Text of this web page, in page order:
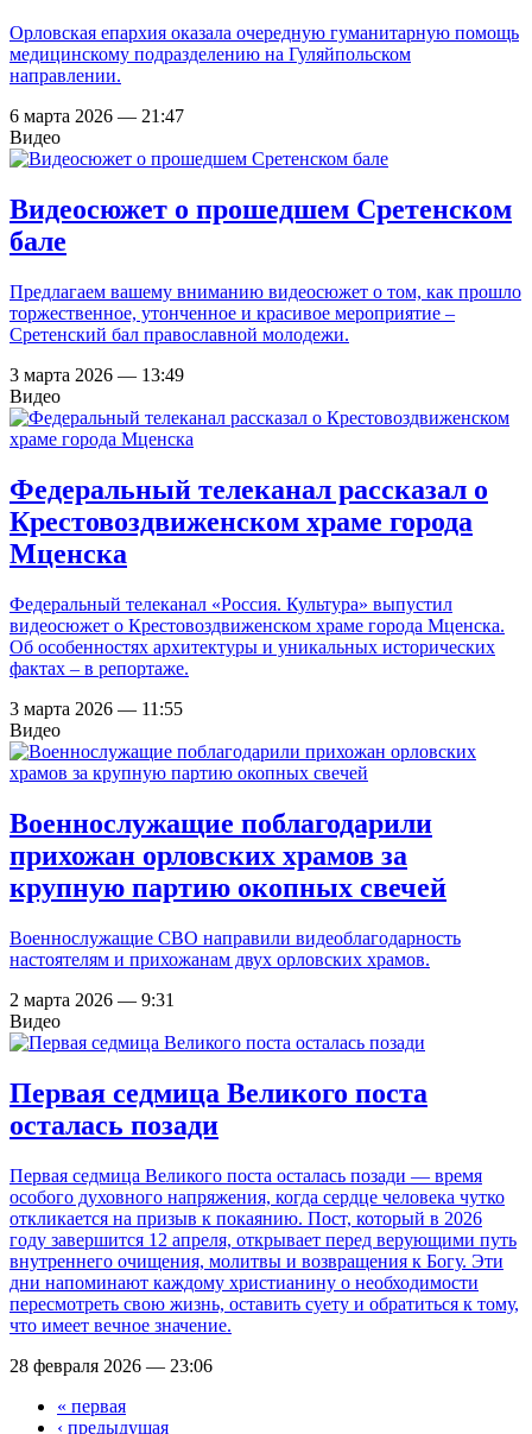
Орловская епархия оказала очередную гуманитарную помощь
медицинскому подразделению на Гуляйпольском
направлении.
6 марта 2026 — 21:47
Видео
Видеосюжет о прошедшем Сретенском
бале
Предлагаем вашему вниманию видеосюжет о том, как прошло
торжественное, утонченное и красивое мероприятие –
Сретенский бал православной молодежи.
3 марта 2026 — 13:49
Видео
Федеральный телеканал рассказал о
Крестовоздвиженском храме города
Мценска
Федеральный телеканал «Россия. Культура» выпустил
видеосюжет о Крестовоздвиженском храме города Мценска.
Об особенностях архитектуры и уникальных исторических
фактах – в репортаже.
3 марта 2026 — 11:55
Видео
Военнослужащие поблагодарили
прихожан орловских храмов за
крупную партию окопных свечей
Военнослужащие СВО направили видеоблагодарность
настоятелям и прихожанам двух орловских храмов.
2 марта 2026 — 9:31
Видео
Первая седмица Великого поста
осталась позади
Первая седмица Великого поста осталась позади — время
особого духовного напряжения, когда сердце человека чутко
откликается на призыв к покаянию. Пост, который в 2026
году завершится 12 апреля, открывает перед верующими путь
внутреннего очищения, молитвы и возвращения к Богу. Эти
дни напоминают каждому христианину о необходимости
пересмотреть свою жизнь, оставить суету и обратиться к тому,
что имеет вечное значение.
28 февраля 2026 — 23:06
Страницы
« первая
‹ предыдущая